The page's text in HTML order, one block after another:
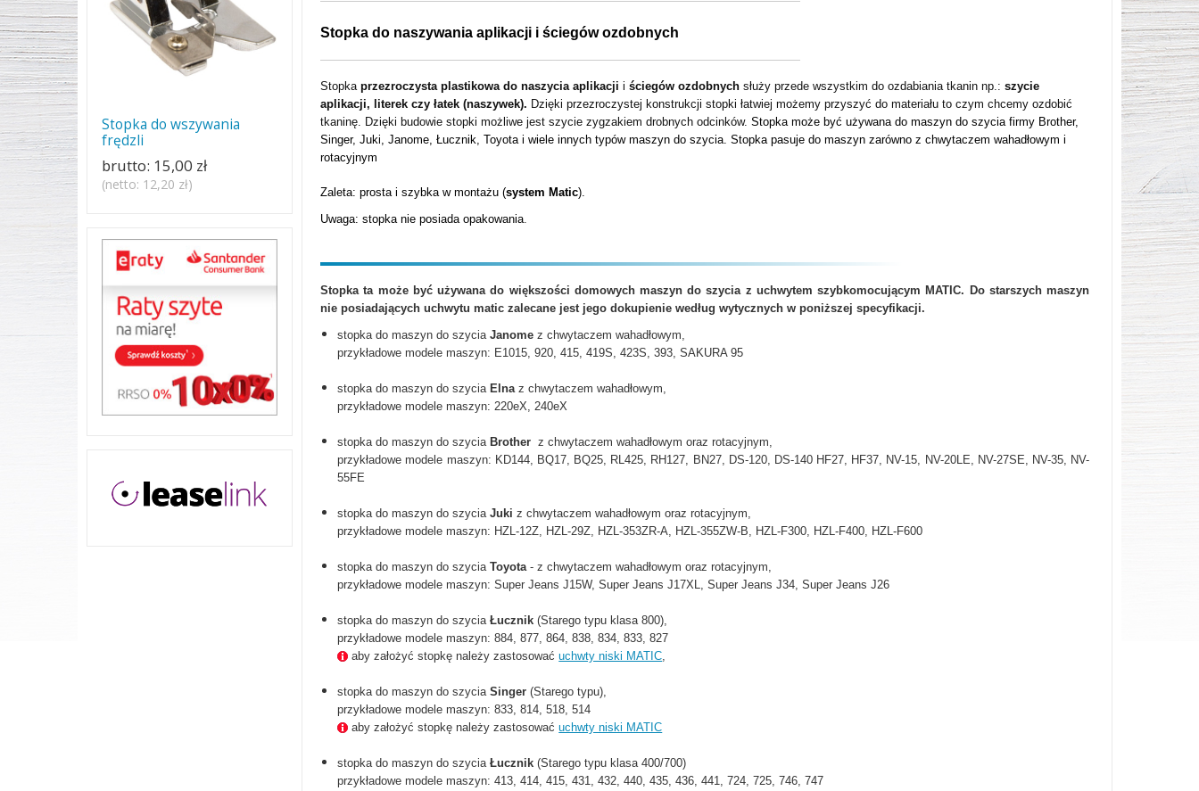
Stopka do naszywania aplikacji i ściegów ozdobnych
Stopkaprzezroczysta plastikowa do naszycia aplikacji iściegów ozdobnych służy przede wszystkim do ozdabiania tkanin np.:szycie
aplikacji, literek czy łatek (naszywek). Dzięki przezroczystej konstrukcji stopki łatwiej możemy przyszyć do materiału to czym chcemy ozdobić
tkaninę. Dzięki budowie stopki możliwe jest szycie zygzakiem drobnych odcinków.Stopka może być używana do maszyn do szycia firmy Brother,
Singer, Juki, Janome, Łucznik, Toyota i wiele innych typów maszyn do szycia.Stopka pasuje do maszyn zarówno z chwytaczem wahadłowym i
rotacyjnym
Zaleta: prosta i szybka w montażu (system Matic).
Uwaga: stopka nie posiada opakowania
Stopka ta może być używana do większości domowych maszyn do szycia z uchwytem szybkomocującym MATIC. Do starszych maszyn
nie posiadających uchwytu matic zalecane jest jego dokupienie według wytycznych w poniższej specyfikacji.
stopka do maszyn do szyciaJanome z chwytaczem wahadłowym,
przykładowe modele maszyn: E1015, 920, 415, 419S, 423S, 393, SAKURA 95
stopka do maszyn do szycia Elna z chwytaczem wahadłowym,
przykładowe modele maszyn: 220eX, 240eX
stopka do maszyn do szycia Brother z chwytaczem wahadłowym oraz rotacyjnym,
przykładowe modele maszyn: KD144, BQ17, BQ25, RL425, RH127, BN27, DS-120, DS-140 HF27, HF37, NV-15, NV-20LE, NV-27SE, NV-35, NV-
55FE
stopka do maszyn do szyciaJukiz chwytaczem wahadłowym oraz rotacyjnym,
przykładowe modele maszyn: HZL-12Z, HZL-29Z, HZL-353ZR-A, HZL-355ZW-B, HZL-F300, HZL-F400, HZL-F600
stopka do maszyn do szyciaToyota - z chwytaczem wahadłowym oraz rotacyjnym,
przykładowe modele maszyn: Super Jeans J15W, Super Jeans J17XL, Super Jeans J34, Super Jeans J26
stopka do maszyn do szyciaŁucznik (Starego typu klasa 800),
przykładowe modele maszyn: 884, 877, 864, 838, 834, 833, 827
aby założyć stopkę należy zastosowaćuchwty niski MATIC
stopka do maszyn do szyciaSinger (Starego typu),
przykładowe modele maszyn: 833, 814, 518, 514
aby założyć stopkę należy zastosowaćuchwty niski MATIC
stopka do maszyn do szyciaŁucznik (Starego typu klasa 400/700)
przykładowe modele maszyn: 413, 414, 415, 431, 432, 440, 435, 436, 441, 724, 725, 746, 747
Stopka do wszywania
frędzli
brutto: 15,00 zł
(netto: 12,20 zł)